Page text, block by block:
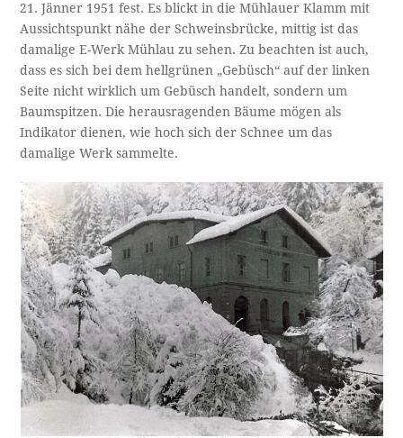
21. Jänner 1951 fest. Es blickt in die Mühlauer Klamm mit
Aussichtspunkt nähe der Schweinsbrücke, mittig ist das
damalige E-Werk Mühlau zu sehen. Zu beachten ist auch,
dass es sich bei dem hellgrünen „Gebüsch“ auf der linken
Seite nicht wirklich um Gebüsch handelt, sondern um
Baumspitzen. Die herausragenden Bäume mögen als
Indikator dienen, wie hoch sich der Schnee um das
damalige Werk sammelte.